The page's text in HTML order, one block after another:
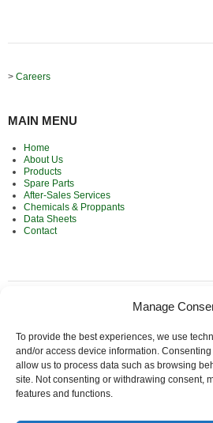
Manage
To provide the best experiences, we use
and/or access device information. Consenting
allow us to process data such as browsing
site. Not consenting or withdrawing consent,
features and functions.
> Careers
MAIN MENU
Home
About Us
Products
Spare Parts
After-Sales Services
Chemicals & Proppants
Data Sheets
Contact
Frac Equipment
Cementing Equipment
Coiled Tubing
Nitrogen Pumping Units
Fluid Pumping Units